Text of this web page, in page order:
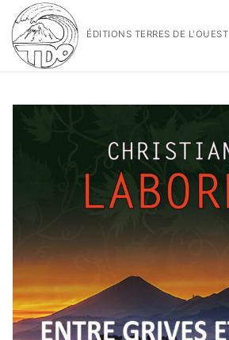
Aller
au
contenu
ÉDITIONS TERRES DE L'OUEST
Rechercher :